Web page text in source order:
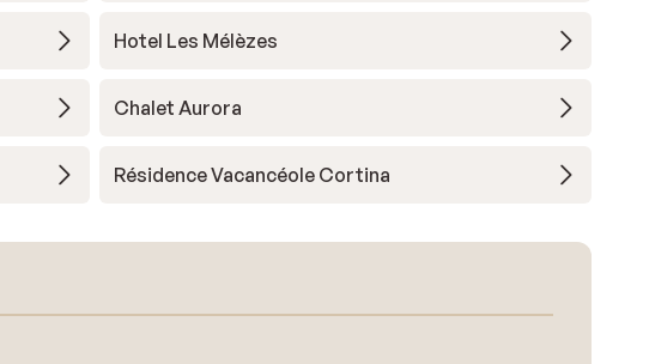
Hotel Les Mélèzes
Chalet Aurora
Résidence Vacancéole Cortina